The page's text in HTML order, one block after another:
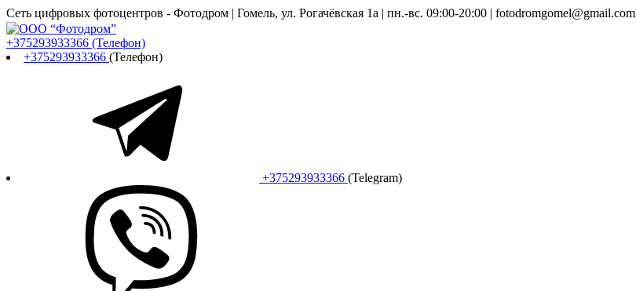
Сеть цифровых фотоцентров - Фотодром | Гомель, ул. Рогачёвская 1а | пн.-вс. 09:00-20:00 | fotodromgomel@gmail.com
+375293933366 (Телефон)
+375293933366 (Телефон)
+375293933366 (Telegram)